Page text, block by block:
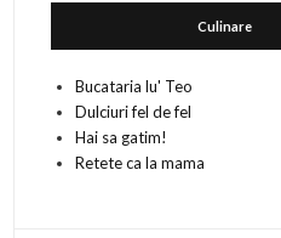
Culinare
Bucataria lu' Teo
Dulciuri fel de fel
Hai sa gatim!
Retete ca la mama